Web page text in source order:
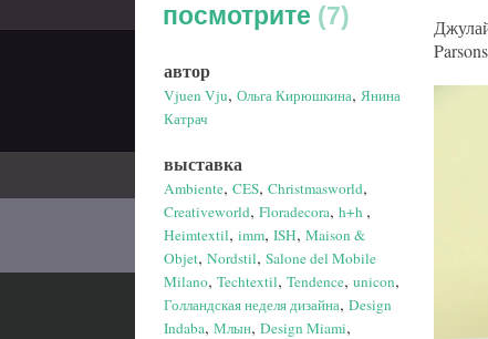
посмотрите
7
автор
Vjuen Vju, Ольга Кирюшкина, Янина
Катрач
выставка
Ambiente, CES, Christmasworld,
Creativeworld, Floradecora, h+h ,
Heimtextil, imm, ISH, Maison &
Objet, Nordstil, Salone del Mobile
Milano, Techtextil, Tendence, unicon,
Голландская неделя дизайна, Design
Indaba, Млын, Design Miami,